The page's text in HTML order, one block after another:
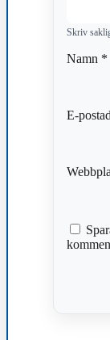
Skriv
Namn *
E-